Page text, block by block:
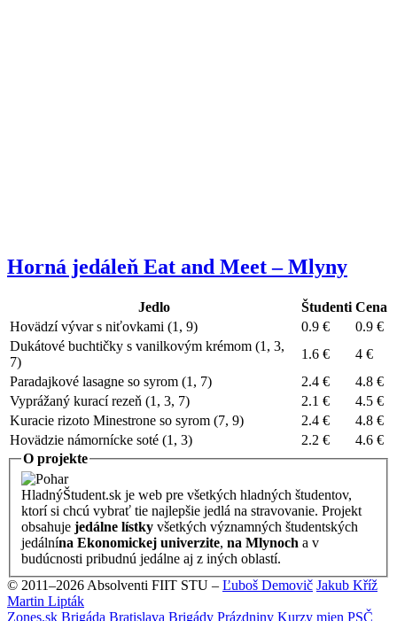
Horná jedáleň Eat and Meet – Mlyny
Jedlo Študenti Cena
Hovädzí vývar s niťovkami (1 , 9) 0.9 €
0.9 €
Dukátové buchtičky s vanilkovým krémom (1 , 3,
7)
1.6 €
4 €
Paradajkové lasagne so syrom (1 , 7) 2.4 €
4.8 €
Vyprážaný kurací rezeň (1 , 3, 7) 2.1 €
4.5 €
Kuracie rizoto Minestrone so syrom (7, 9) 2.4 €
4.8 €
Hovädzie námornícke soté (1 , 3) 2.2 €
4.6 €
O projekte
HladnýŠtudent.sk je web pre všetkých hladných študentov,
ktorí si chcú vybrať tie najlepšie jedlá na stravovanie. Projekt
obsahuje jedálne lístky všetkých významných študentských
jedálnína Ekonomickej univerzite, na Mlynoch a v
budúcnosti pribudnú jedálne aj z iných oblastí.
© 2011–2026 Absolventi FIIT STU – Ľuboš Demovič Jakub Kříž
Martin Lipták
Zones.sk Brigáda Bratislava Brigády Prázdniny Kurzy mien PSČ